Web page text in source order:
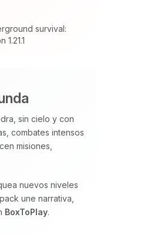
survival:
sin cielo y con
combates intensos
misiones,
nuevos niveles
une narrativa,
BoxToPlay.